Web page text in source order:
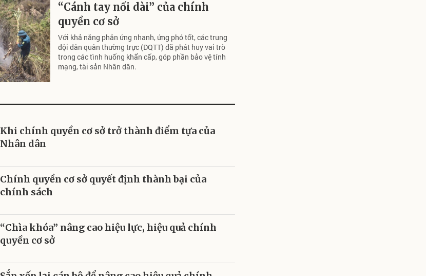
“Cánh tay nối dài” của chính
quyền cơ sở
Với khả năng phản ứng nhanh, ứng phó tốt, các trung
đội dân quân thường trực (DQTT) đã phát huy vai trò
trong các tình huống khẩn cấp, góp phần bảo vệ tính
mạng, tài sản Nhân dân.
Khi chính quyền cơ sở trở thành điểm tựa của
Nhân dân
Chính quyền cơ sở quyết định thành bại của
chính sách
“Chìa khóa” nâng cao hiệu lực, hiệu quả chính
quyền cơ sở